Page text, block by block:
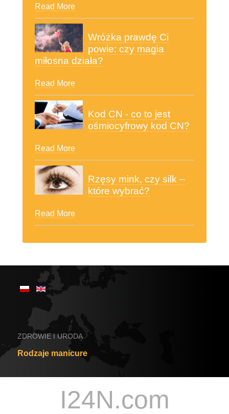
Read More
Wróżka prawdę Ci
powie: czy magia
miłosna działa?
Read More
Kod CN - co to jest
ośmiocyfrowy kod CN?
Read More
Rzęsy mink, czy silk –
które wybrać?
Read More
ZDROWIE I URODA
Rodzaje manicure
I24N.com